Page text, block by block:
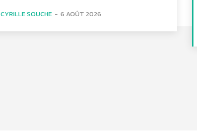
CYRILLE SOUCHE - 6 AOÛT 2026